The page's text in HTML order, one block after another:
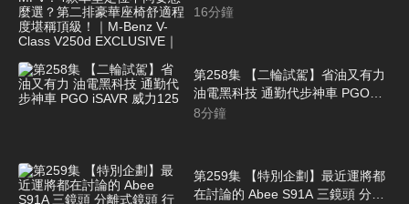
同要怎麼選？第二排豪華座椅舒適
16分鐘
第258集 【二輪試駕】省油又有力
油電黑科技 通勤代步神車 PGO
iSAVR 威力125
8分鐘
第259集 【特別企劃】最近運將都
在討論的 Abee S91A 三鏡頭 分離